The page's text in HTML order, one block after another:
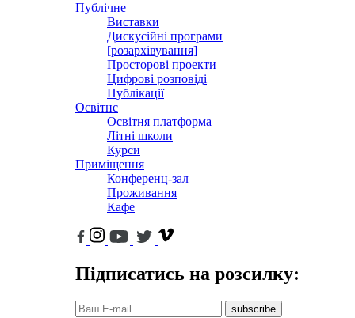
Публічне
Виставки
Дискусійні програми
[розархівування]
Просторові проекти
Цифрові розповіді
Публікації
Освітнє
Освітня платформа
Літні школи
Курси
Приміщення
Конференц-зал
Проживання
Кафе
Підписатись на розсилку:
subscribe